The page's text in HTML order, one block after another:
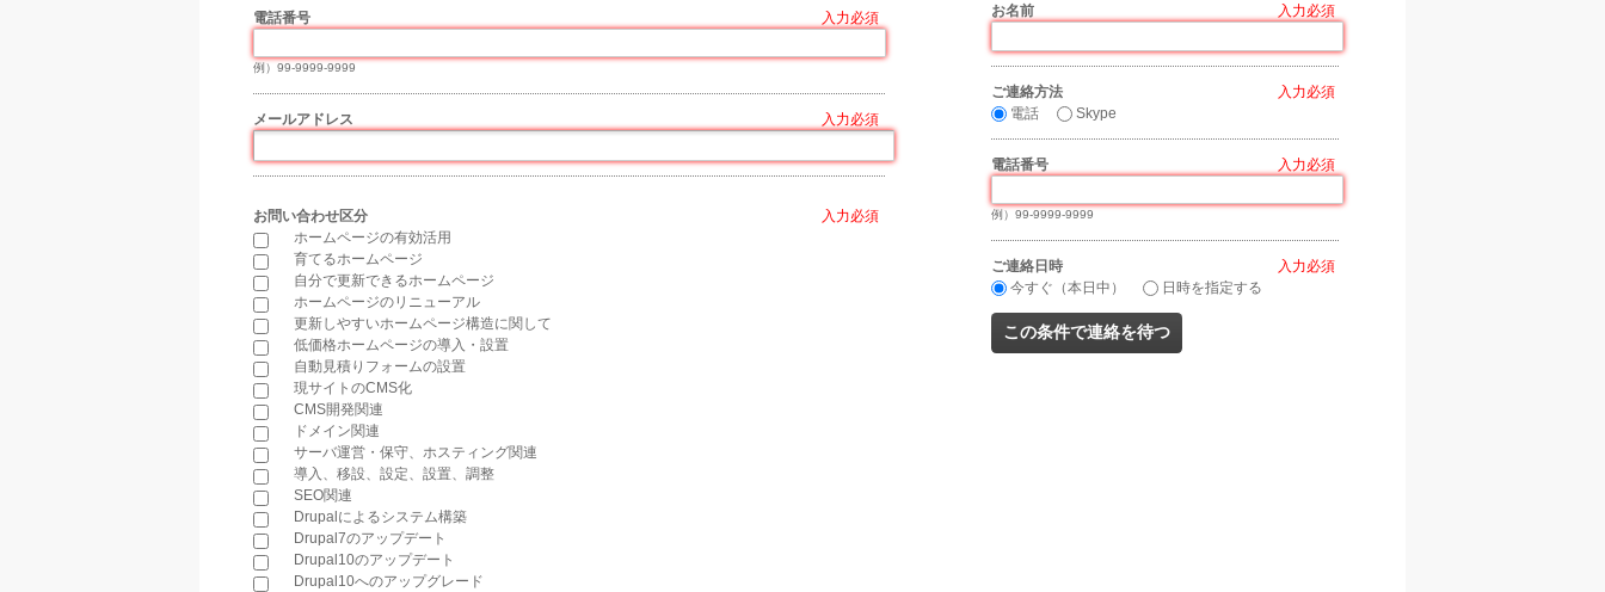
電話番号
例）99-9999-9999
メールアドレス
お問い合わせ区分
ホームページの有効活用
育てるホームページ
自分で更新できるホームページ
ホームページのリニューアル
更新しやすいホームページ構造に関して
低価格ホームページの導入・設置
自動見積りフォームの設置
現サイトのCMS化
CMS開発関連
ドメイン関連
サーバ運営・保守、ホスティング関連
導入、移設、設定、設置、調整
SEO関連
Drupalによるシステム構築
Drupal7のアップデート
Drupal10のアップデート
Drupal10へのアップグレード
お名前
ご連絡方法
電話
Skype
電話番号
例）99-9999-9999
ご連絡日時
今すぐ（本日中）
日時を指定する